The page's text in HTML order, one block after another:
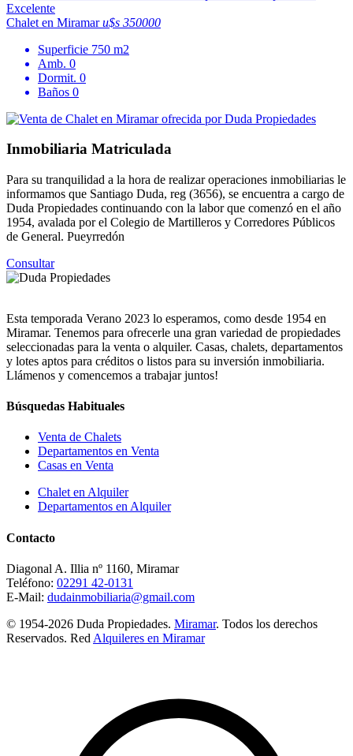
Excelente
Chalet en Miramaru$s 350000
Superficie 750 m2
Amb. 0
Dormit. 0
Baños 0
Inmobiliaria Matriculada
Para su tranquilidad a la hora de realizar operaciones inmobiliarias le
informamos que Santiago Duda, reg (3656), se encuentra a cargo de
Duda Propiedades continuando con la labor que comenzó en el año
1954, avalada por el Colegio de Martilleros y Corredores Públicos
de General. Pueyrredón
Consultar
Esta temporada Verano 2023 lo esperamos, como desde 1954 en
Miramar. Tenemos para ofrecerle una gran variedad de propiedades
seleccionadas para la venta o alquiler. Casas, chalets, departamentos
y lotes aptos para créditos o listos para su inversión inmobiliaria.
Llámenos y comencemos a trabajar juntos!
Búsquedas Habituales
Venta de Chalets
Departamentos en Venta
Casas en Venta
Chalet en Alquiler
Departamentos en Alquiler
Contacto
Diagonal A. Illia nº 1160, Miramar
Teléfono: 02291 42-0131
E-Mail: dudainmobiliaria@gmail.com
© 1954-2026 Duda Propiedades. Miramar. Todos los derechos
Reservados. Red Alquileres en Miramar